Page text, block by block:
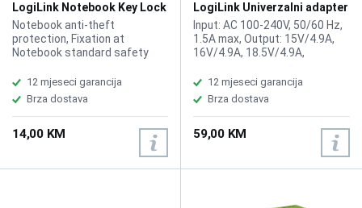
LogiLink Notebook Key Lock
NBS003
Notebook anti-theft
protection, Fixation at
Notebook standard safety
metal lock, Protective PVC
Coating, Lock with 2 Keys,
Cable length: ca. 1.50 m
12 mjeseci garancija
Brza dostava
14,00 KM
LogiLink Univerzalni adapter
za laptope 90W PA0215
Input: AC 100-240V, 50/60 Hz,
1.5A max, Output: 15V/4.9A,
16V/4.9A, 18.5V/4.9A,
20V/4.5A, 90W max, 90W
Universal notebook power
adapter with 9 changeable
tips for different computer
models, Reliable replacement
or secondary power adapter in
12 mjeseci garancija
Brza dostava
59,00 KM